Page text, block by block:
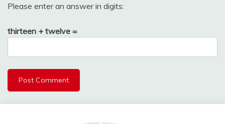
Please enter an answer in digits:
thirteen + twelve =